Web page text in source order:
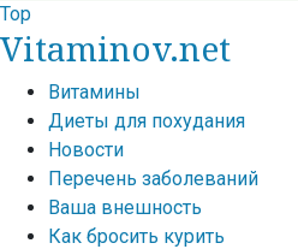
Top
Vitaminov.net
Витамины
Диеты для похудания
Новости
Перечень заболеваний
Ваша внешность
Как бросить курить